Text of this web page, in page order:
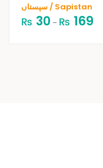
سپستاں / Sapistan
₨ 30 – ₨ 169